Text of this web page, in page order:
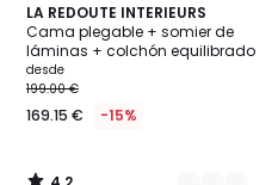
LA REDOUTE INTERIEURS
Cama plegable + somier de
láminas + colchón equilibrado
desde
199.00 €
169.15 € -15%
4,2
/ 5
2
Colores